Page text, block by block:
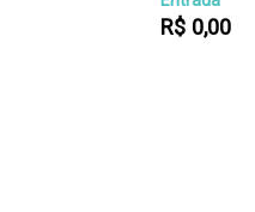
R$ 0,00